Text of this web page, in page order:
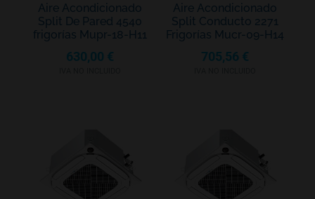
Aire Acondicionado
Split De Pared 4540
frigorías Mupr-18-H11
630,00 €
Aire Acondicionado
Split Conducto 2271
Frigorías Mucr-09-H14
705,56 €